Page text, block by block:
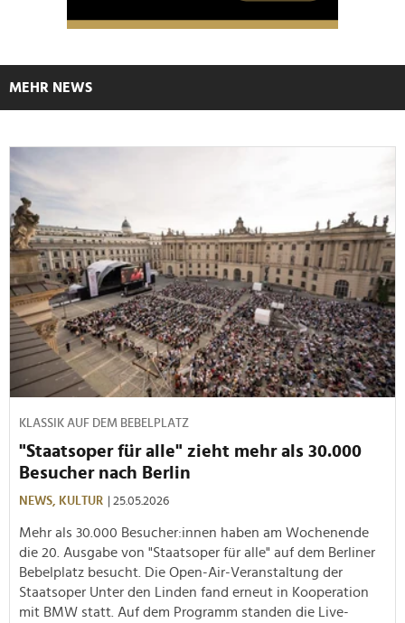
MEHR NEWS
KLASSIK AUF DEM BEBELPLATZ
"Staatsoper für alle" zieht mehr als 30.000
Besucher nach Berlin
NEWS, KULTUR | 25.05.2026
Mehr als 30.000 Besucher:innen haben am Wochenende
die 20. Ausgabe von "Staatsoper für alle" auf dem Berliner
Bebelplatz besucht. Die Open-Air-Veranstaltung der
Staatsoper Unter den Linden fand erneut in Kooperation
mit BMW statt. Auf dem Programm standen die Live-